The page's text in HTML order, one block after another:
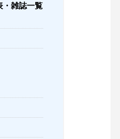
・雑誌一覧